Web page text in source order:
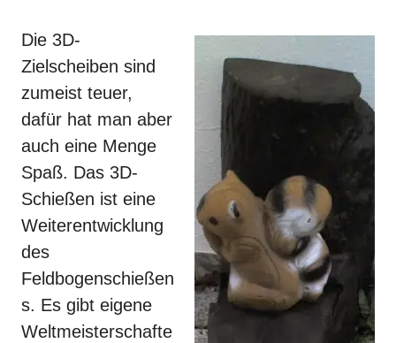
Die 3D-
Zielscheiben sind
zumeist teuer,
dafür hat man aber
auch eine Menge
Spaß. Das 3D-
Schießen ist eine
Weiterentwicklung
des
Feldbogenschießen
s. Es gibt eigene
Weltmeisterschafte